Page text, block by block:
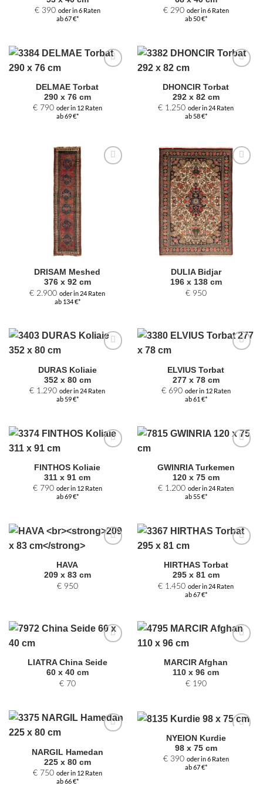
€390 oder in 6 Raten
ab 67 €*
€290 oder in 6 Raten
ab 50 €*
Auswahl
hinzufügen
DELMAE Torbat
290 x 76 cm
€790 oder in 12 Raten
ab 69 €*
Auswahl
hinzufügen
DHONCIR Torbat
292 x 82 cm
€ 1.250 oder in 24 Raten
ab 58 €*
DRISAM Meshed
376 x 92 cm
€ 2.900 oder in 24 Raten
ab 134 €*
Zur
Auswahl
hinzufügen
DULIA Bidjar
196 x 138 cm
€950
Auswahl
hinzufügen
DURAS Koliaie
352 x 80 cm
€ 1.290 oder in 24 Raten
ab 59 €*
Auswahl
hinzufügen
ELVIUS Torbat
277 x 78 cm
€690 oder in 12 Raten
ab 61 €*
Auswahl
hinzufügen
FINTHOS Koliaie
311 x 91 cm
€790 oder in 12 Raten
ab 69 €*
hinzufügen
GWINRIA Turkemen
120 x 75 cm
€ 1.200 oder in 24 Raten
ab 55 €*
HAVA
209 x 83 cm
€950
Auswahl
hinzufügen
HIRTHAS Torbat
295 x 81 cm
€ 1.450 oder in 24 Raten
ab 67 €*
Auswahl
hinzufügen
LIATRA China Seide
60 x 40 cm
€70
hinzufügen
MARCIR Afghan
110 x 96 cm
€190
Auswahl
hinzufügen
NARGIL Hamedan
225 x 80 cm
€750 oder in 12 Raten
ab 66 €*
Zur
Auswahl
hinzufügen
NYEION Kurdie
98 x 75 cm
€390 oder in 6 Raten
ab 67 €*